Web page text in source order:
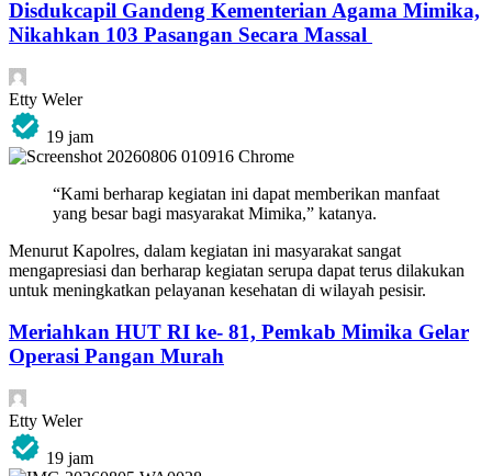
Disdukcapil Gandeng Kementerian Agama Mimika,
Nikahkan 103 Pasangan Secara Massal
Etty Weler
19 jam
“Kami berharap kegiatan ini dapat memberikan manfaat
yang besar bagi masyarakat Mimika,” katanya.
Menurut Kapolres, dalam kegiatan ini masyarakat sangat
mengapresiasi dan berharap kegiatan serupa dapat terus dilakukan
untuk meningkatkan pelayanan kesehatan di wilayah pesisir.
Meriahkan HUT RI ke- 81, Pemkab Mimika Gelar
Operasi Pangan Murah
Etty Weler
19 jam